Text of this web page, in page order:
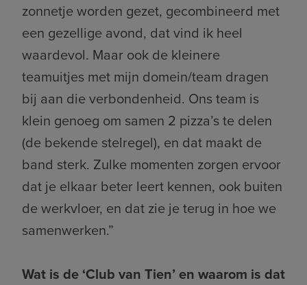
zonnetje worden gezet, gecombineerd met
een gezellige avond, dat vind ik heel
waardevol. Maar ook de kleinere
teamuitjes met mijn domein/team dragen
bij aan die verbondenheid. Ons team is
klein genoeg om samen 2 pizza’s te delen
(de bekende stelregel), en dat maakt de
band sterk. Zulke momenten zorgen ervoor
dat je elkaar beter leert kennen, ook buiten
de werkvloer, en dat zie je terug in hoe we
samenwerken.”
Wat is de ‘Club van Tien’ en waarom is dat